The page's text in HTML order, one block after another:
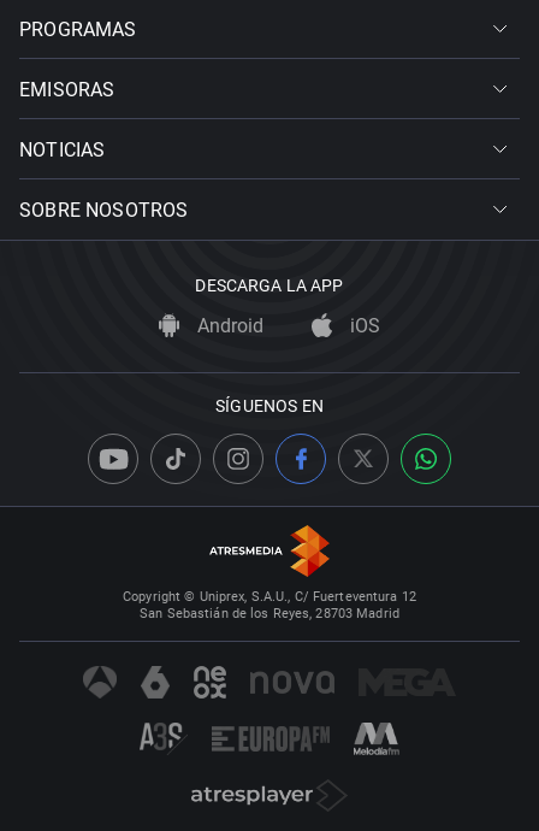
PROGRAMAS
EMISORAS
NOTICIAS
SOBRE NOSOTROS
DESCARGA LA APP
Android iOS
SÍGUENOS EN
Copyright © Uniprex, S.A.U., C/ Fuerteventura 12
San Sebastián de los Reyes, 28703 Madrid